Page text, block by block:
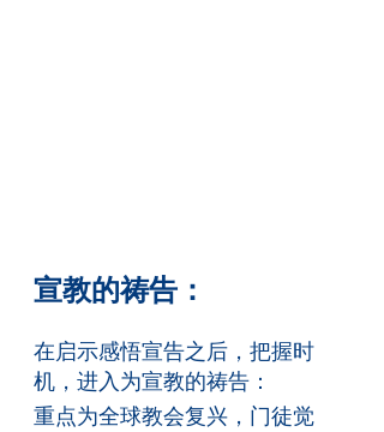
宣教的祷告：
在启示感悟宣告之后，把握时
机，进入为宣教的祷告：
重点为全球教会复兴，门徒觉